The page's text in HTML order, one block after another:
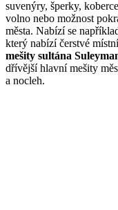
suvenýry, šperky,
volno nebo možnost
města. Nabízí se
který nabízí čerstvé
mešity sultána
dřívější hlavní mešity
a nocleh.